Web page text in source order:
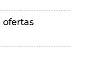
ofertas